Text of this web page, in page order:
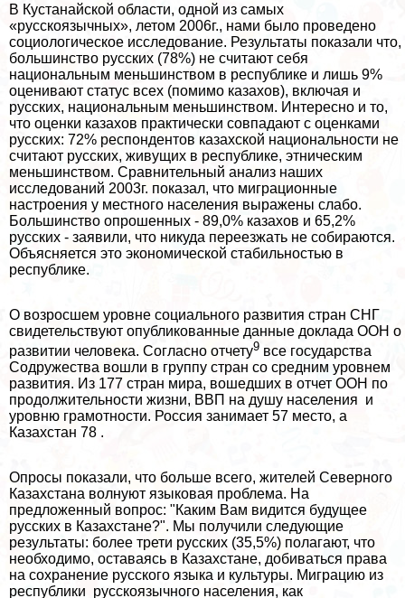
В Кустанайской области, одной из самых
«русскоязычных», летом 2006г., нами было проведено
социологическое исследование. Результаты показали что,
большинство русских (78%) не считают себя
национальным меньшинством в республике и лишь 9%
оценивают статус всех (помимо казахов), включая и
русских, национальным меньшинством. Интересно и то,
что оценки казахов пpaктически совпадают с оценками
русских: 72% респондентов казахской национальности не
считают русских, живущих в республике, этническим
меньшинством. Сравнительный анализ наших
исследований 2003г. показал, что миграционные
настроения у местного населения выражены слабо.
Большинство опрошенных - 89,0% казахов и 65,2%
русских - заявили, что никуда переезжать не собираются.
Объясняется это экономической стабильностью в
республике.
О возросшем уровне социального развития стран СНГ
свидетельствуют опубликованные данные доклада ООН о
развитии человека. Согласно отчету9 все государства
Содружества вошли в группу стран со средним уровнем
развития. Из 177 стран мира, вошедших в отчет ООН по
продолжительности жизни, ВВП на душу населения и
уровню грамотности. Россия занимает 57 место, а
Казахстан 78 .
Опросы показали, что больше всего, жителей Северного
Казахстана волнуют языковая проблема. На
предложенный вопрос: "Каким Вам видится будущее
русских в Казахстане?". Мы получили следующие
результаты: более трети русских (35,5%) полагают, что
необходимо, оставаясь в Казахстане, добиваться права
на сохранение русского языка и культуры. Миграцию из
республики русскоязычного населения, как